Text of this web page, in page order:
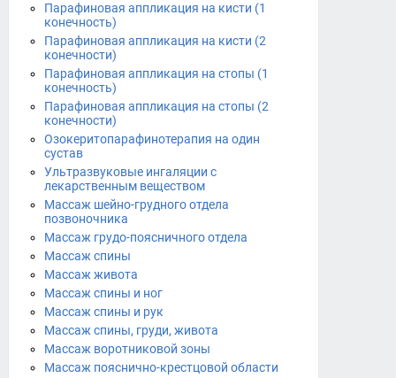
Парафиновая аппликация на кисти (1
конечность)
Парафиновая аппликация на кисти (2
конечности)
Парафиновая аппликация на стопы (1
конечность)
Парафиновая аппликация на стопы (2
конечности)
Озокеритопарафинотерапия на один
сустав
Ультразвуковые ингаляции с
лекарственным веществом
Массаж шейно-грудного отдела
позвоночника
Массаж грудо-поясничного отдела
Массаж спины
Массаж живота
Массаж спины и ног
Массаж спины и рук
Массаж спины, груди, живота
Массаж воротниковой зоны
Массаж пояснично-крестцовой области